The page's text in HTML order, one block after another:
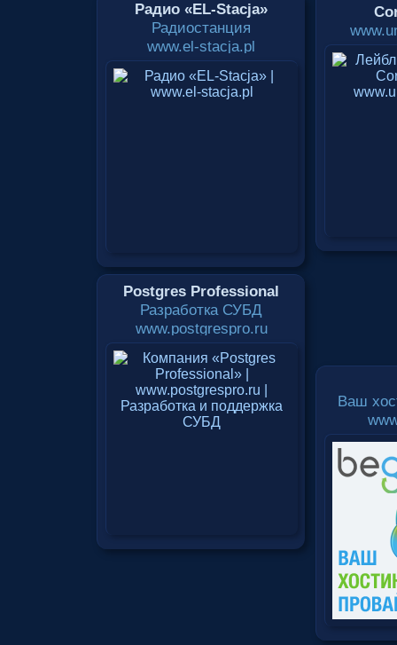
Радио «EL-Stacja»
Радиостанция
www.el-stacja.pl
Postgres Professional
Разработка СУБД
www.postgrespro.ru
Ваш